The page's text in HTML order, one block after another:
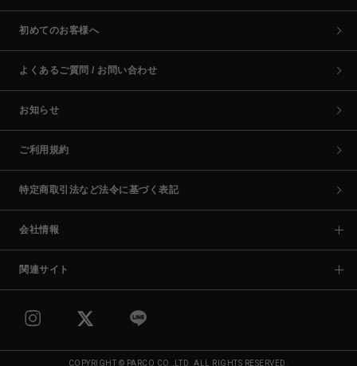
初めてのお客様へ
よくあるご質問 / お問い合わせ
お知らせ
ご利用規約
特定商取引法など法令に基づく表記
会社情報
関連サイト
COPYRIGHT © PARCO CO.,LTD. ALL RIGHTS RESERVED.